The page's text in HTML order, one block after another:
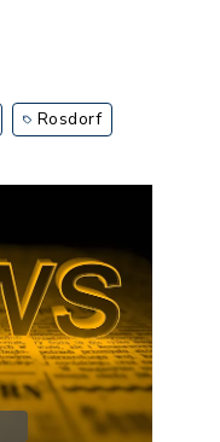
Rosdorf